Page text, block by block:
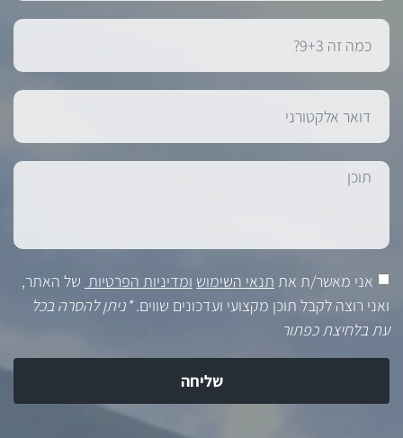
אני מאשר/ת את תנאי השימוש ומדיניות הפרטיות של האתר,
ואני רוצה לקבל תוכן מקצועי ועדכונים שווים.*ניתן להסרה בכל
עת בלחיצת כפתור
שליחה